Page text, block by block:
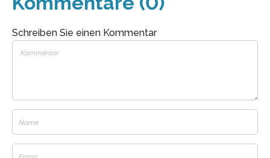
Schreiben Sie einen Kommentar